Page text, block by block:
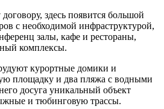
здесь появится большой
с необходимой инфраструктурой,
залы, кафе и рестораны,
комплексы.
курортные домики и
площадку и два пляжа с водными
досуга уникальный объект
и тюбинговую трассы.